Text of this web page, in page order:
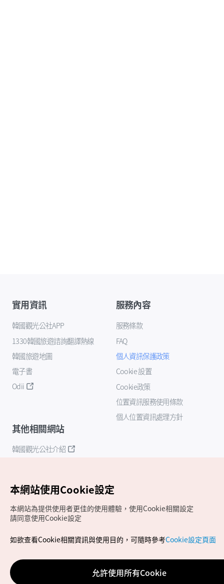
實用資訊
韓國觀光公社APP
1330韓國旅遊諮詢翻譯熱線
韓國旅遊地圖
電子書
Odii
服務內容
服務條款
FAQ
個人資訊保護政策
Cookie 設置
Cookie政策
位置資訊服務使用條款
個人位置資訊處理方針
其他相關網站
韓國觀光公社介紹
Copyrights (c) 韓國觀光公社版權所有
如有相關疑問或建議，歡迎來信至官方信箱
chinese_big5@knto.or.kr
本網站使用Cookie設定
本網站為提供使用者更佳的使用體驗，使用Cookie相關設定
請同意使用Cookie設定
如欲查看Cookie相關資訊與使用目的，可隨時參考Cookie設定頁面
允許使用所有Cookie